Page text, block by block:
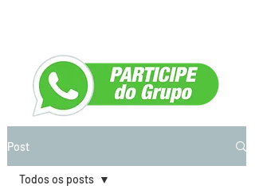
Post
Todos os posts